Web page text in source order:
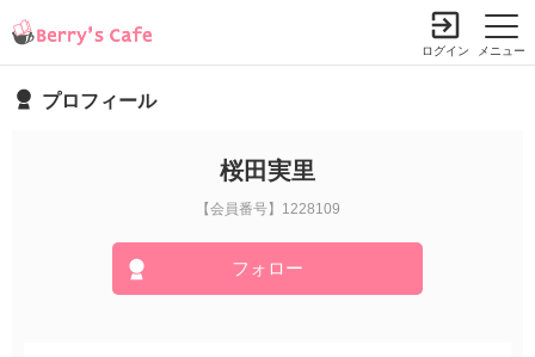
メニュー
ログイン
プロフィール
桜田実里
【会員番号】1228109
フォロー